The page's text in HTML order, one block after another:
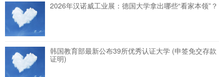
2026年汉诺威工业展：德国大学拿出哪些“看家本领”？
韩国教育部最新公布39所优秀认证大学 (申签免交存款
证明)